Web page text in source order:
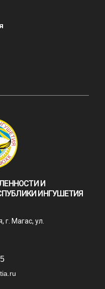
И
ИНГУШЕТИЯ
г. Магас, ул.